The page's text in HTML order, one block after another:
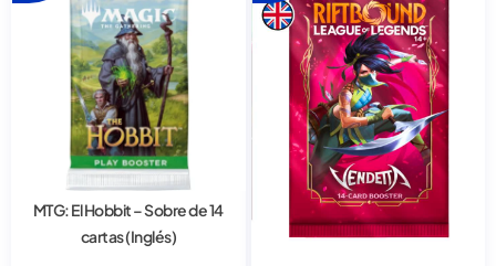
MTG: El Hobbit – Sobre de 14
cartas (Inglés)